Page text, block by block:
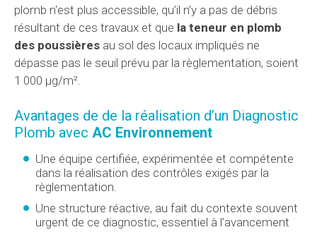
plomb n'est plus accessible, qu’il n’y a pas de débris
résultant de ces travaux et que la teneur en plomb
des poussières au sol des locaux impliqués ne
dépasse pas le seuil prévu par la règlementation, soient
1 000 µg/m².
Avantages de de la réalisation d’un Diagnostic
Plomb avec AC Environnement
Une équipe certifiée, expérimentée et compétente
dans la réalisation des contrôles exigés par la
règlementation.
Une structure réactive, au fait du contexte souvent
urgent de ce diagnostic, essentiel à l’avancement